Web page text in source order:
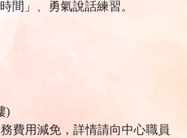
間」、勇氣說話練習。
)
費用減免，詳情請向中心職員